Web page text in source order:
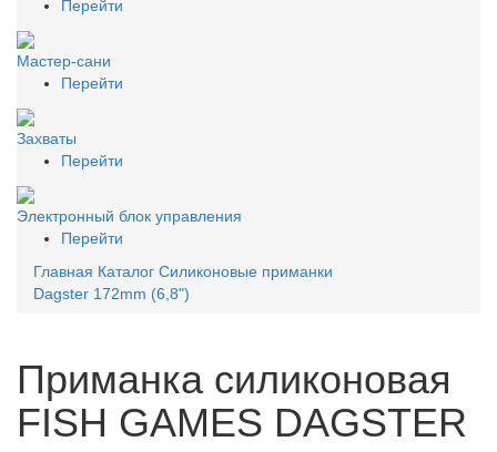
Перейти
Мастер-сани
Перейти
Захваты
Перейти
Электронный блок управления
Перейти
Главная Каталог Силиконовые приманки
Dagster 172mm (6,8")
Приманка силиконовая
FISH GAMES DAGSTER